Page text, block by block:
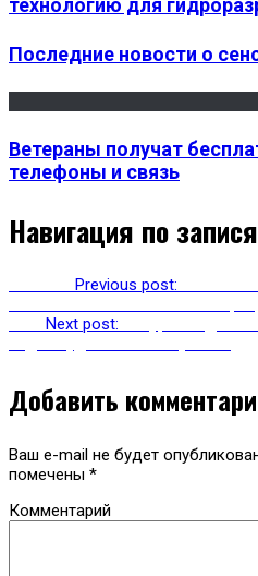
технологию для
Последние новости о
Ветераны получат
телефоны и связь
Навигация по
Previous post:
Next post:
Добавить
Ваш e-mail не будет
помечены *
Комментарий